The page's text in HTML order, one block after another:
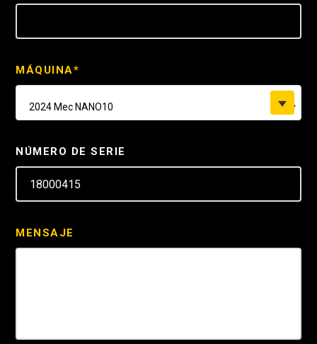
MÁQUINA*
NÚMERO DE SERIE
MENSAJE